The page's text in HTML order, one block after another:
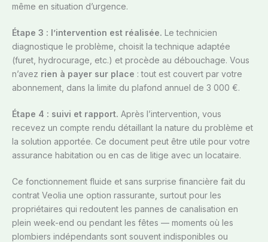
même en situation d’urgence.
Étape 3 : l’intervention est réalisée. Le technicien
diagnostique le problème, choisit la technique adaptée
(furet, hydrocurage, etc.) et procède au débouchage. Vous
n’avez rien à payer sur place : tout est couvert par votre
abonnement, dans la limite du plafond annuel de 3 000 €.
Étape 4 : suivi et rapport. Après l’intervention, vous
recevez un compte rendu détaillant la nature du problème et
la solution apportée. Ce document peut être utile pour votre
assurance habitation ou en cas de litige avec un locataire.
Ce fonctionnement fluide et sans surprise financière fait du
contrat Veolia une option rassurante, surtout pour les
propriétaires qui redoutent les pannes de canalisation en
plein week-end ou pendant les fêtes — moments où les
plombiers indépendants sont souvent indisponibles ou